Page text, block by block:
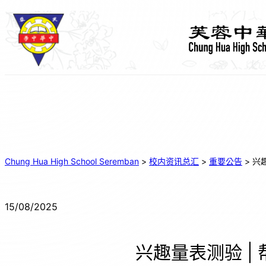
跳
Chung Hua High School Seremban > 校内资讯总汇 > 重要公告 > 兴
15/08/2025
兴趣量表测验 |